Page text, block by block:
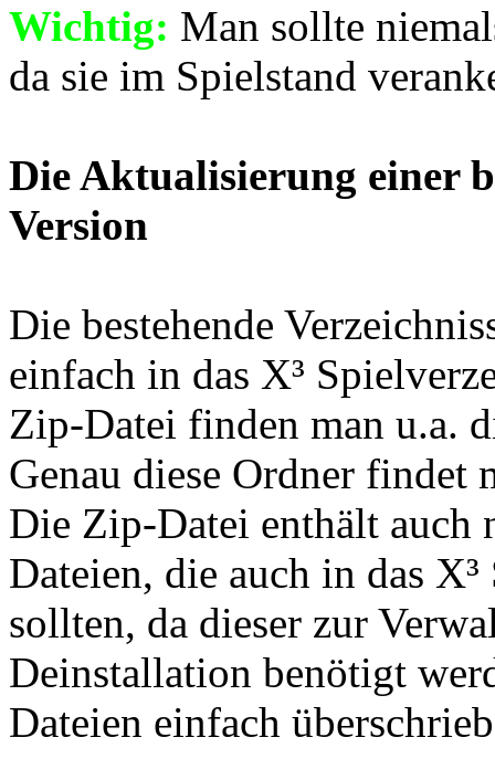
Wichtig: Man sollte
da sie im Spielstand
Die Aktualisierung einer
Version
Die bestehende
einfach in das X³
Zip-Datei finden man u.a.
Genau diese Ordner findet
Die Zip-Datei enthält auch
Dateien, die auch in das
sollten, da dieser zur
Deinstallation benötigt
Dateien einfach